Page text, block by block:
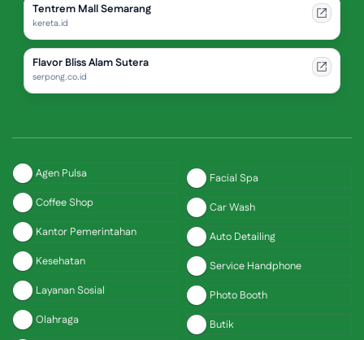
Tentrem Mall Semarang
kereta.id
Flavor Bliss Alam Sutera
serpong.co.id
Agen Pulsa
Coffee Shop
Kantor Pemerintahan
Kesehatan
Layanan Sosial
Olahraga
Facial Spa
Car Wash
Auto Detailing
Service Handphone
Photo Booth
Butik